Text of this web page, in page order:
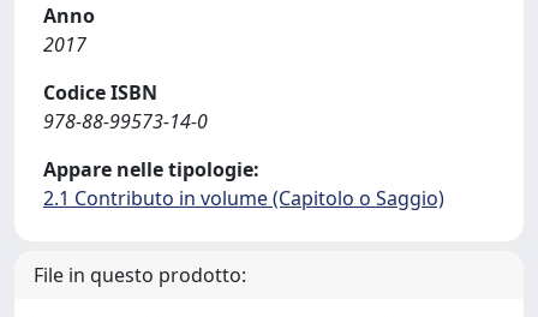
Anno
2017
Codice ISBN
978-88-99573-14-0
Appare nelle tipologie:
2.1 Contributo in volume (Capitolo o Saggio)
File in questo prodotto: